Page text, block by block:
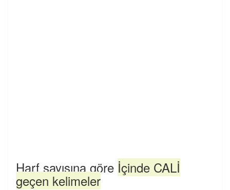
Harf sayısına göre İçinde CALİ
geçen kelimeler